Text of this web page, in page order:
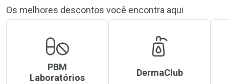
Os melhores descontos você encontra aqui
PBM
Laboratórios
DermaClub